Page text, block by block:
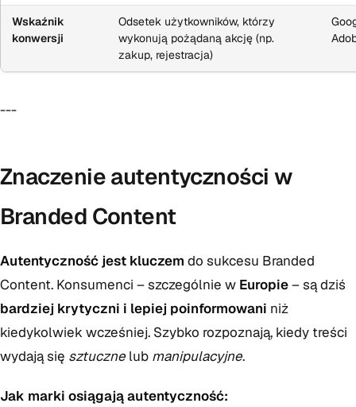
Wskaźnik
konwersji
Odsetek użytkowników, którzy
wykonują pożądaną akcję (np.
zakup, rejestracja)
---
Znaczenie autentyczności w
Branded Content
Autentyczność jest kluczem do sukcesu Branded
Content. Konsumenci – szczególnie w Europie– są dziś
bardziej krytyczni i lepiej poinformowani niż
kiedykolwiek wcześniej. Szybko rozpoznają, kiedy treści
wydają się sztuczne lub manipulacyjne.
Jak marki osiągają autentyczność: